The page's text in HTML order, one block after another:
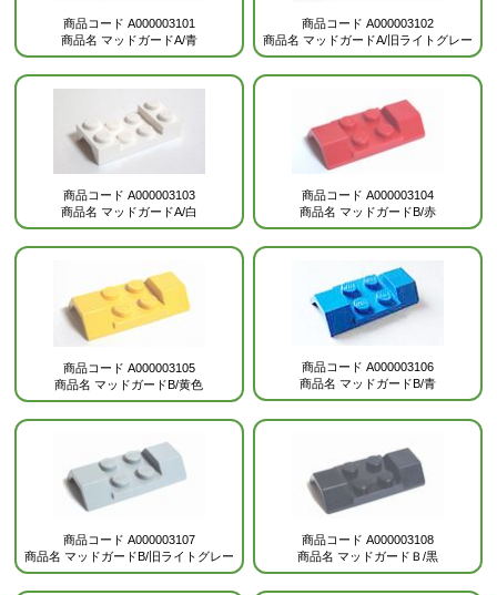
商品コード A000003101
商品名 マッドガードA/青
商品コード A000003102
商品名 マッドガードA/旧ライトグレー
商品コード A000003103
商品名 マッドガードA/白
商品コード A000003104
商品名 マッドガードB/赤
商品コード A000003105
商品名 マッドガードB/黄色
商品コード A000003106
商品名 マッドガードB/青
商品コード A000003107
商品名 マッドガードB/旧ライトグレー
商品コード A000003108
商品名 マッドガードＢ/黒